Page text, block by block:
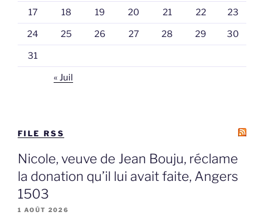
17 18 19 20 21 22 23
24 25 26 27 28 29 30
31
« Juil
FILE RSS
Nicole, veuve de Jean Bouju, réclame
la donation qu’il lui avait faite, Angers
1503
1 AOÛT 2026